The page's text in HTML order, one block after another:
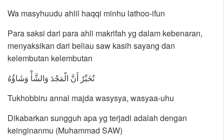
Wa masyhuudu ahlil haqqi minhu lathoo-ifun
Para saksi dari para ahli makrifah yg dalam kebenaran,
menyaksikan dari beliau saw kasih sayang dan
kelembutan kelembutan
تُخَبِّرُ أَنَّ الْمَجْدَ وَالشَّأْ وَشَاؤُهُ
Tukhobbiru annal majda wasysya, wasyaa-uhu
Dikabarkan sungguh apa yg terjadi adalah dengan
keinginanmu (Muhammad SAW)